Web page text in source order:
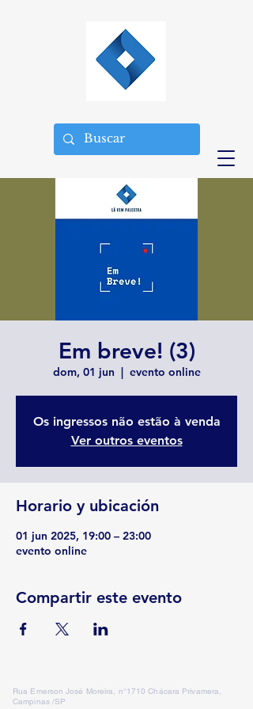
Em breve! (3)
dom, 01 jun
  |
evento online
Os ingressos não estão à venda
Ver outros eventos
Horario y ubicación
01 jun 2025, 19:00 – 23:00
evento online
Compartir este evento
Rua Emerson José Moreira, n°1710 Chácara Privamera,
Campinas /SP